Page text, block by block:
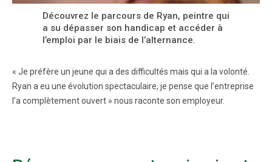
Découvrez le parcours de Ryan, peintre qui
a su dépasser son handicap et accéder à
l’emploi par le biais de l’alternance.
« Je préfère un jeune qui a des difficultés mais qui a la volonté.
Ryan a eu une évolution spectaculaire, je pense que l’entreprise
l’a complètement ouvert » nous raconte son employeur.